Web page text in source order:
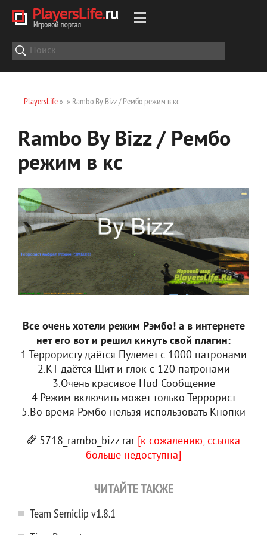
PlayersLife» » Rambo By Bizz / Рембо режим в кс
Rambo By Bizz / Рембо
режим в кс
Все очень хотели режим Рэмбо! а в интернете
нет его вот и решил кинуть свой плагин:
1.Террористу даётся Пулемет с 1000 патронами
2.КТ даётся Щит и глок с 120 патронами
3.Очень красивое Hud Сообщение
4.Режим включить может только Террорист
5.Во время Рэмбо нельзя использовать Кнопки
5718_rambo_bizz.rar [к сожалению, ссылка
больше недоступна]
ЧИТАЙТЕ ТАКЖЕ
Team Semiclip v1.8.1